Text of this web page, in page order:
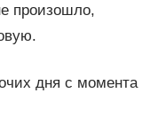
произошло,
дня с момента